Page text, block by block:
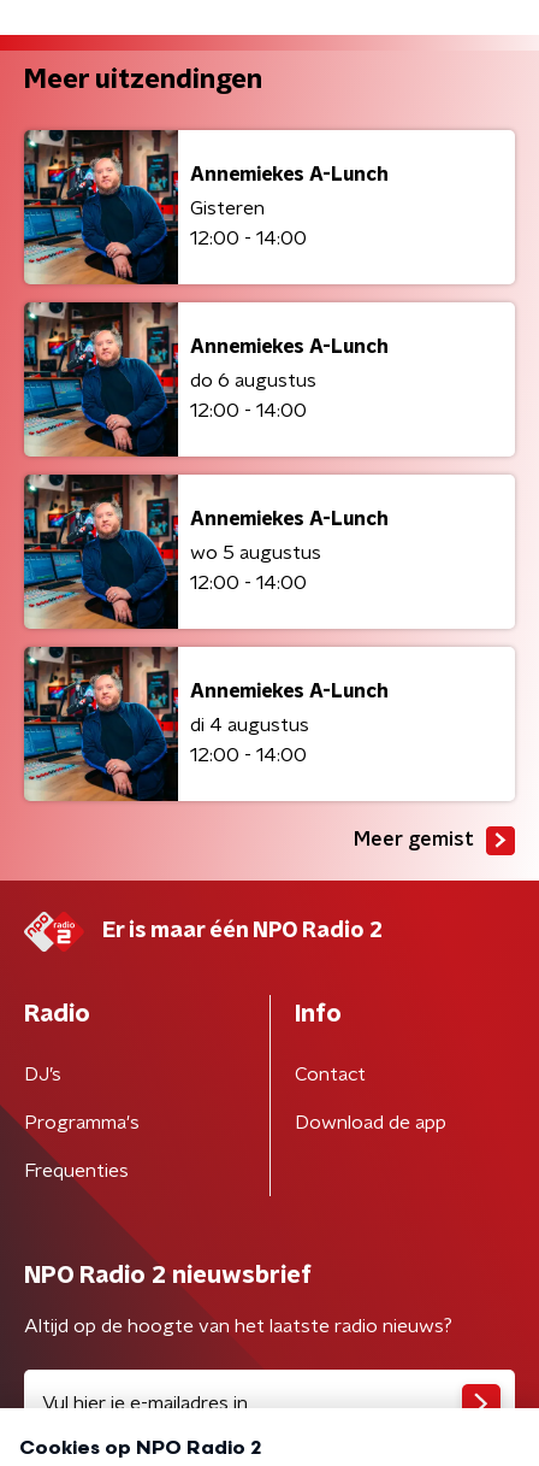
Meer uitzendingen
Annemiekes A-Lunch
Gisteren
12:00 - 14:00
Annemiekes A-Lunch
do 6 augustus
12:00 - 14:00
Annemiekes A-Lunch
wo 5 augustus
12:00 - 14:00
Annemiekes A-Lunch
di 4 augustus
12:00 - 14:00
Meer gemist
Er is maar één NPO Radio 2
Radio
DJ’s
Programma's
Frequenties
Info
Contact
Download de app
NPO Radio 2 nieuwsbrief
Altijd op de hoogte van het laatste radio nieuws?